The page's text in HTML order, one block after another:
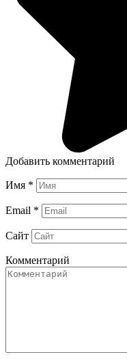
Добавить комментарий
Имя *
Email *
Сайт
Комментарий